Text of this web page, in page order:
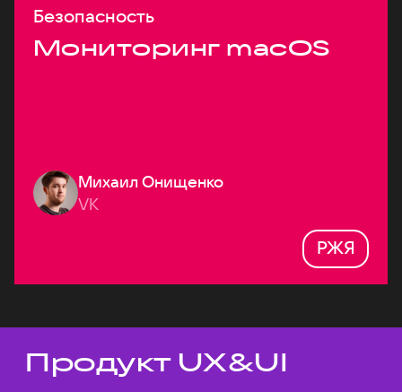
Безопасность
Мониторинг macOS
Михаил Онищенко
VK
РЖЯ
Темы докладов
Продукт UX&UI